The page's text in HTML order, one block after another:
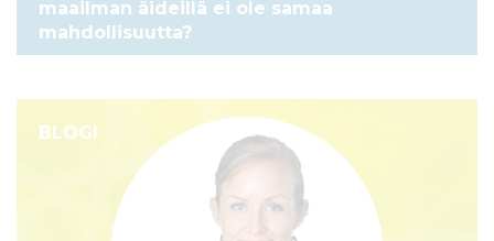
maailman äideillä ei ole samaa
mahdollisuutta?
BLOGI